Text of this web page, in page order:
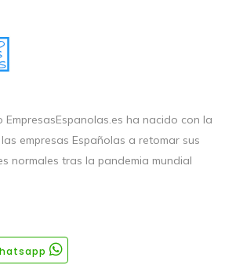
ha nacido con la
empresas Españolas a retomar sus
normales tras la pandemia mundial